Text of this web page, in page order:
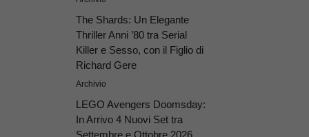
The Shards: Un Elegante
Thriller Anni ’80 tra Serial
Killer e Sesso, con il Figlio di
Richard Gere
Archivio
LEGO Avengers Doomsday:
In Arrivo 4 Nuovi Set tra